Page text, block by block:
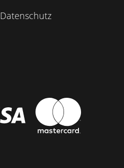
Datenschutz